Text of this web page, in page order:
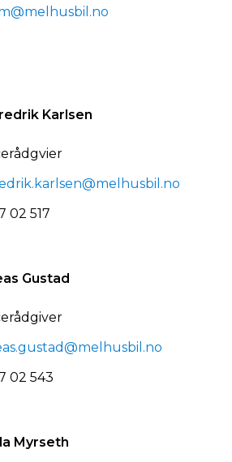
Karlsen
02 517
Gustad
02 543
Myrseth